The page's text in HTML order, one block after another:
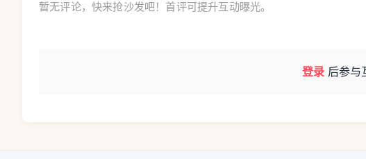
暂无评论，快来抢沙发吧！首评可提升互动曝光。
登录 后参与